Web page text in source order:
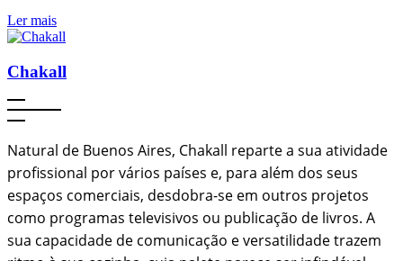
Ler mais
Chakall
Natural de Buenos Aires, Chakall reparte a sua atividade
profissional por vários países e, para além dos seus
espaços comerciais, desdobra-se em outros projetos
como programas televisivos ou publicação de livros. A
sua capacidade de comunicação e versatilidade trazem